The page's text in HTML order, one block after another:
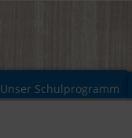
Unser Schulprogramm